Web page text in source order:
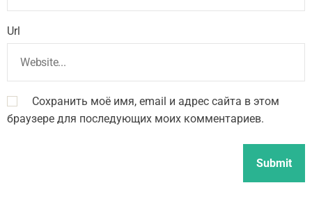
Url
Сохранить моё имя, email и адрес сайта в этом
браузере для последующих моих комментариев.